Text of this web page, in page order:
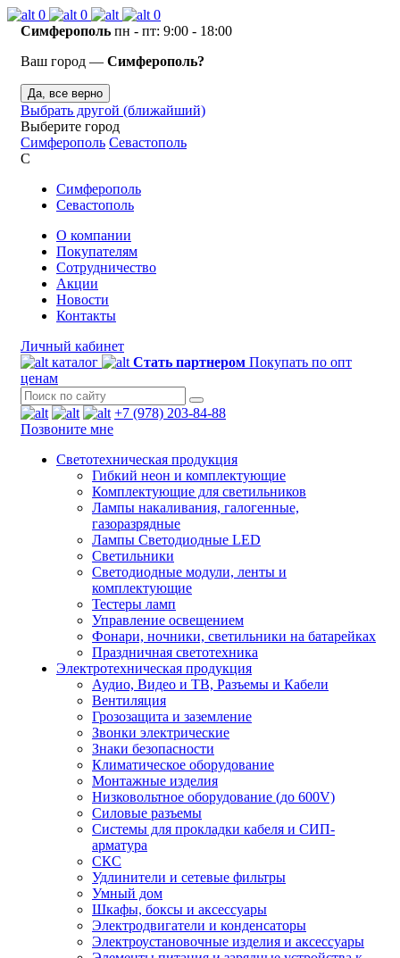
0 0
0
Симферополь пн - пт: 9:00 - 18:00
Ваш город — Симферополь?
Да, все верно
Выбрать другой (ближайший)
Выберите город
Симферополь Севастополь
С
Симферополь
Севастополь
О компании
Покупателям
Сотрудничество
Акции
Новости
Контакты
Личный кабинет
каталог
Стать партнером Покупать по опт
ценам
+7 (978) 203-84-88
Позвоните мне
Светотехническая продукция
Гибкий неон и комплектующие
Комплектующие для светильников
Лампы накаливания, галогенные,
газоразрядные
Лампы Светодиодные LED
Светильники
Светодиодные модули, ленты и
комплектующие
Тестеры ламп
Управление освещением
Фонари, ночники, светильники на батарейках
Праздничная светотехника
Электротехническая продукция
Аудио, Видео и ТВ, Разъемы и Кабели
Вентиляция
Грозозащита и заземление
Звонки электрические
Знаки безопасности
Климатическое оборудование
Монтажные изделия
Низковольтное оборудование (до 600V)
Силовые разъемы
Системы для прокладки кабеля и СИП-
арматура
СКС
Удлинители и сетевые фильтры
Умный дом
Шкафы, боксы и аксессуары
Электродвигатели и конденсаторы
Электроустановочные изделия и аксессуары